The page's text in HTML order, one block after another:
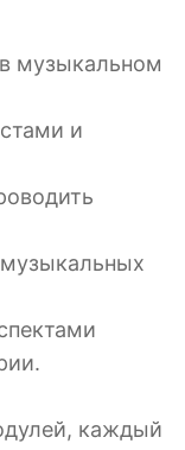
музыкальном
и
каждый